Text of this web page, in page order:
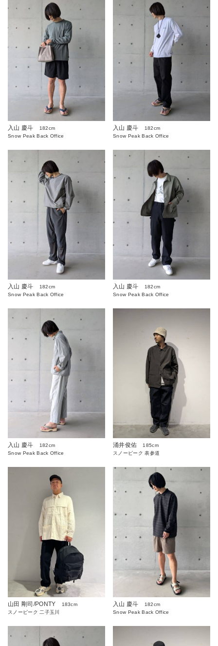
入山 慶斗
182cm
Snow Peak Back Office
入山 慶斗
182cm
Snow Peak Back Office
入山 慶斗
182cm
Snow Peak Back Office
入山 慶斗
182cm
Snow Peak Back Office
入山 慶斗
182cm
Snow Peak Back Office
涌井俊佑
185cm
スノーピーク 表参道
山田 剛司/PONTY
183cm
スノーピーク 二子玉川
入山 慶斗
182cm
Snow Peak Back Office